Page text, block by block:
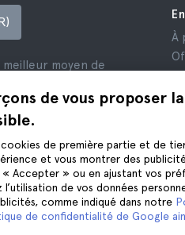
de vous proposer
de première partie et de
et vous montrer des
« Accepter » ou en ajustant vos
de vos données
comme indiqué dans notre
de confidentialité de Google
moyen de
À